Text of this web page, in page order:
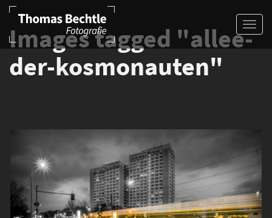
Images tagged "allee-
der-kosmonauten"